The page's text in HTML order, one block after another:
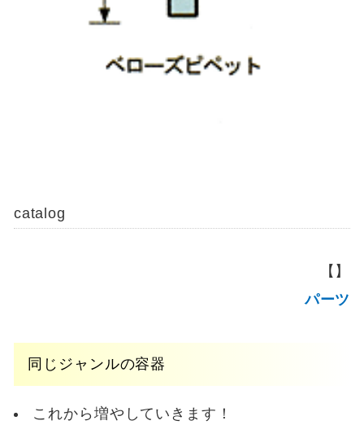
catalog
【】
パーツ
同じジャンルの容器
これから増やしていきます！